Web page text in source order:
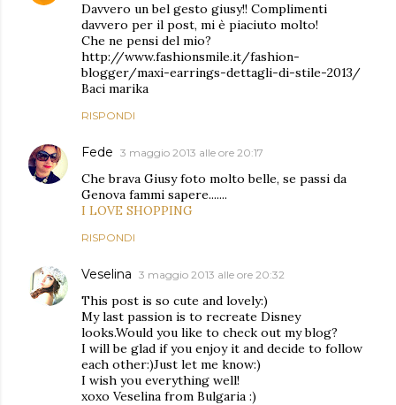
Davvero un bel gesto giusy!! Complimenti
davvero per il post, mi è piaciuto molto!
Che ne pensi del mio?
http://www.fashionsmile.it/fashion-
blogger/maxi-earrings-dettagli-di-stile-2013/
Baci marika
RISPONDI
Fede 3 maggio 2013 alle ore 20:17
Che brava Giusy foto molto belle, se passi da
Genova fammi sapere.......
I LOVE SHOPPING
RISPONDI
Veselina 3 maggio 2013 alle ore 20:32
This post is so cute and lovely:)
My last passion is to recreate Disney
looks.Would you like to check out my blog?
I will be glad if you enjoy it and decide to follow
each other:)Just let me know:)
I wish you everything well!
xoxo Veselina from Bulgaria :)